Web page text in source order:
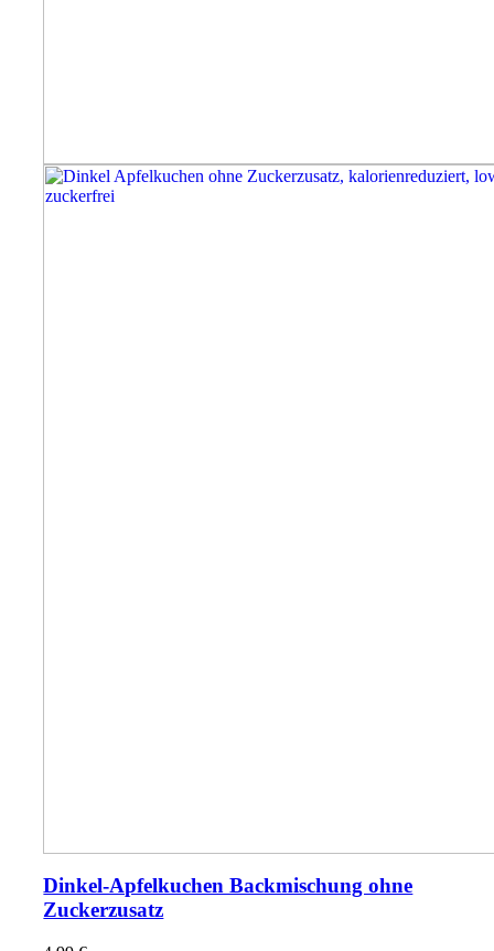
Dinkel-Apfelkuchen Backmischung ohne
Zuckerzusatz